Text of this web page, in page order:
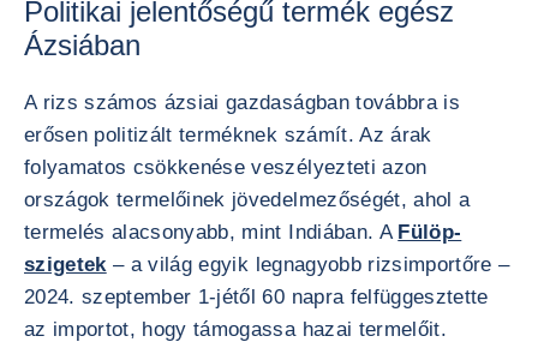
Politikai jelentőségű termék egész
Ázsiában
A rizs számos ázsiai gazdaságban továbbra is
erősen politizált terméknek számít. Az árak
folyamatos csökkenése veszélyezteti azon
országok termelőinek jövedelmezőségét, ahol a
termelés alacsonyabb, mint Indiában. A Fülöp-
szigetek– a világ egyik legnagyobb rizsimportőre –
2024. szeptember 1-jétől 60 napra felfüggesztette
az importot, hogy támogassa hazai termelőit.